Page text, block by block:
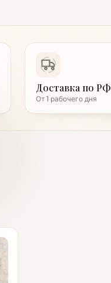
Доставка по РФ
От 1 рабочего дня